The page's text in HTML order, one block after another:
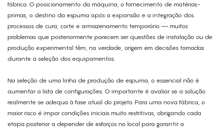
fábrica. O posicionamento da máquina, o fornecimento de matérias-
primas, o destino da espuma após a expansão e a integração dos
processos de cura, corte e armazenamento temporário — muitos
problemas que posteriormente parecem ser questões de instalação ou de
produção experimental têm, na verdade, origem em decisões tomadas
durante a seleção dos equipamentos.
Na seleção de uma linha de produção de espuma, o essencial não é
aumentar a lista de configurações. O importante é avaliar se a solução
realmente se adequa à fase atual do projeto. Para uma nova fábrica, o
maior risco é impor condições iniciais muito restritivas, obrigando cada
etapa posterior a depender de esforços no local para garantir a